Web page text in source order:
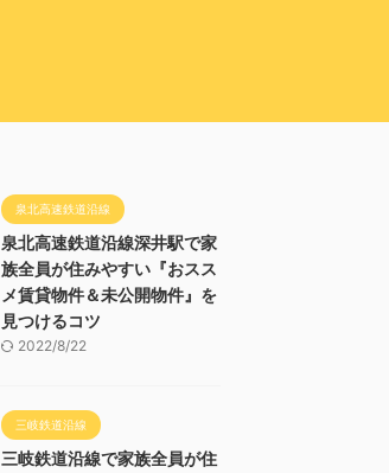
泉北高速鉄道沿線
泉北高速鉄道沿線深井駅で家
族全員が住みやすい『おスス
メ賃貸物件＆未公開物件』を
見つけるコツ
2022/8/22
三岐鉄道沿線
三岐鉄道沿線で家族全員が住